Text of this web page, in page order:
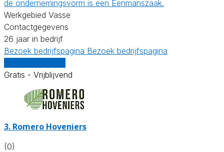
de ondernemingsvorm is een Eenmanszaak.
Werkgebied Vasse
Contactgegevens
26 jaar in bedrijf
Bezoek bedrijfspagina Bezoek bedrijfspagina
Gratis - Vrijblijvend
3. Romero Hoveniers
(0)